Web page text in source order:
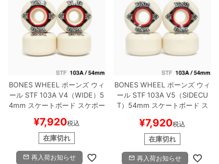
BONES WHEEL ボーンズ ウィ
ール STF 103A V4（WIDE） 5
4mm スケートボード スケボー
¥7,920税込
在庫切れ
再入荷お知らせ
BONES WHEEL ボーンズ ウィ
ールSTF 103A V5（SIDECU
T） 54mm スケートボード ス
¥7,920税込
在庫切れ
再入荷お知らせ